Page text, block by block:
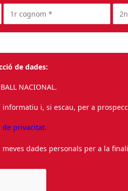
de dades:
NACIONAL.
i, si escau, per a
de privacitat.
dades personals per a la